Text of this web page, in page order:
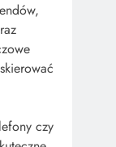
czy